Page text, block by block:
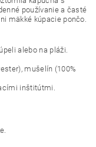
používanie a časté
mäkké kúpacie pončo.
alebo na pláži.
mušelín (100%
inštitútmi.